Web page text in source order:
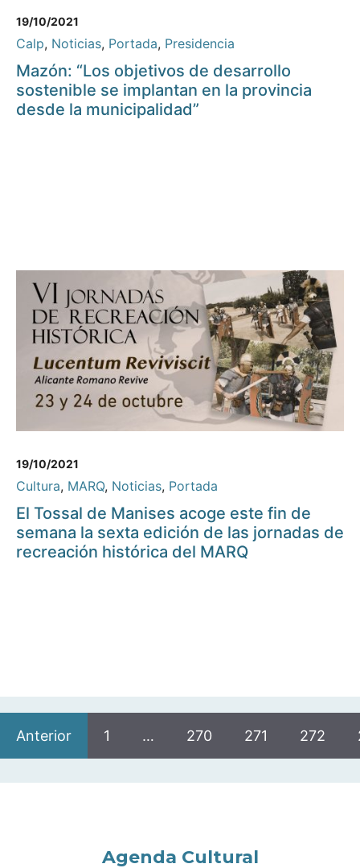
19/10/2021
Calp, Noticias, Portada, Presidencia
Mazón: “Los objetivos de desarrollo
sostenible se implantan en la provincia
desde la municipalidad”
19/10/2021
Cultura, MARQ, Noticias, Portada
El Tossal de Manises acoge este fin de
semana la sexta edición de las jornadas de
recreación histórica del MARQ
Anterior 1 … 270 271 272
Agenda Cultural